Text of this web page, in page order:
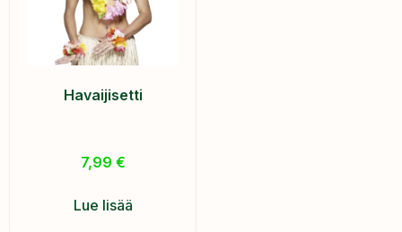
Havaijisetti
7,99 €
Lue lisää